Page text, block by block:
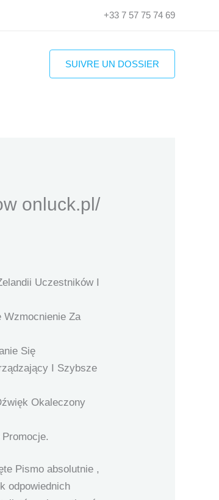
+33 7 57 75 74 69
SUIVRE UN DOSSIER
onluck.pl/
Uczestników I
Wzmocnienie Za
Się
I Szybsze
Okaleczony
Pismo absolutnie ,
odpowiednich